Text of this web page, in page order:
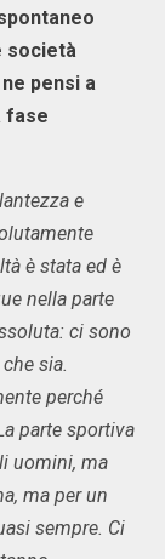
società
pensi a
fase
e
è stata ed è
nella parte
ci sono
sia.
perché
parte sportiva
uomini, ma
ma per un
sempre. Ci